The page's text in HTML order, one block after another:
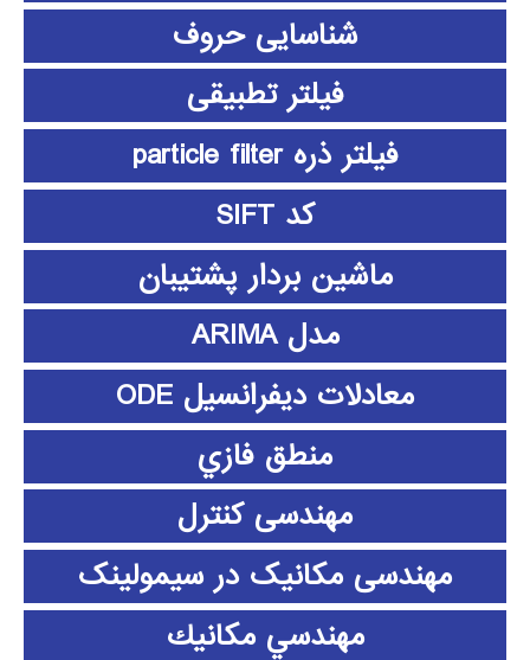
شناسایی حروف
فیلتر تطبیقی
فیلتر ذره particle filter
کد SIFT
ماشین بردار پشتیبان
مدل ARIMA
معادلات دیفرانسیل ODE
منطق فازي
مهندسی کنترل
مهندسی مکانیک در سیمولینک
مهندسي مكانيك